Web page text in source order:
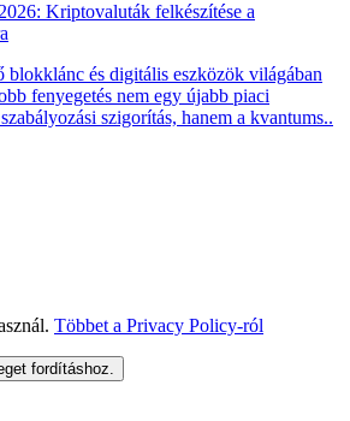
Kriptovaluták felkészítése a
blokklánc és digitális eszközök világában
fenyegetés nem egy újabb piaci
szigorítás, hanem a kvantums..
Többet a Privacy Policy-ról
fordításhoz.